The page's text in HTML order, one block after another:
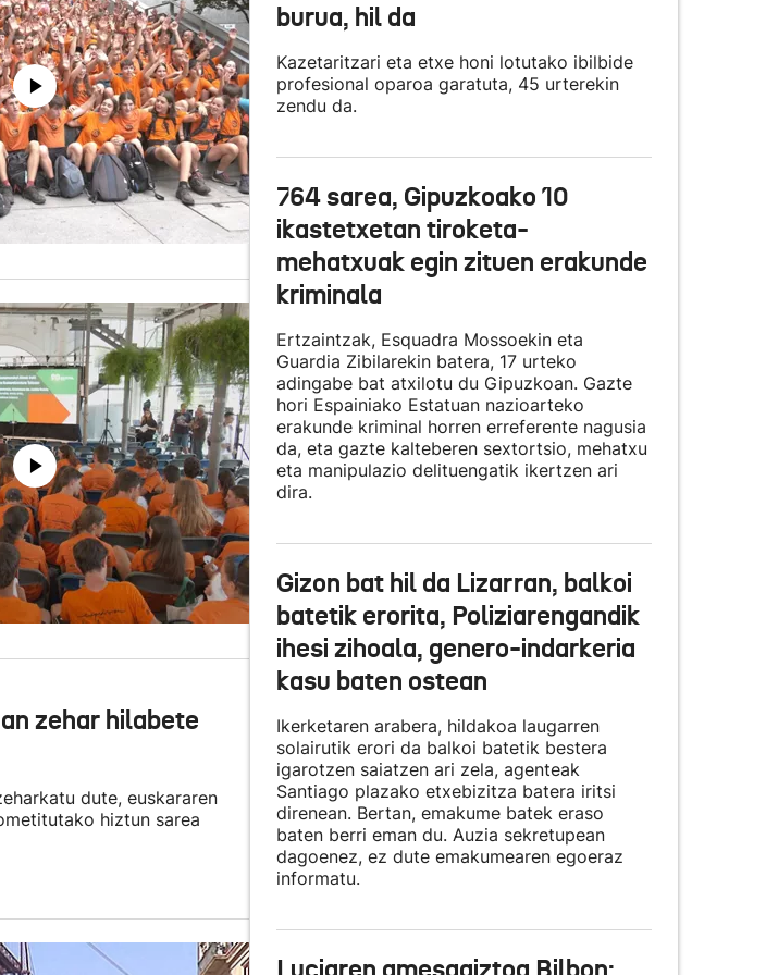
zehar hilabete
dute, euskararen
hiztun sarea
burua, hil da
Kazetaritzari eta etxe honi lotutako ibilbide
profesional oparoa garatuta, 45 urterekin
zendu da.
764 sarea, Gipuzkoako 10
ikastetxetan tiroketa-
mehatxuak egin zituen erakunde
kriminala
Ertzaintzak, Esquadra Mossoekin eta
Guardia Zibilarekin batera, 17 urteko
adingabe bat atxilotu du Gipuzkoan. Gazte
hori Espainiako Estatuan nazioarteko
erakunde kriminal horren erreferente nagusia
da, eta gazte kalteberen sextortsio, mehatxu
eta manipulazio delituengatik ikertzen ari
dira.
Gizon bat hil da Lizarran, balkoi
batetik erorita, Poliziarengandik
ihesi zihoala, genero-indarkeria
kasu baten ostean
Ikerketaren arabera, hildakoa laugarren
solairutik erori da balkoi batetik bestera
igarotzen saiatzen ari zela, agenteak
Santiago plazako etxebizitza batera iritsi
direnean. Bertan, emakume batek eraso
baten berri eman du. Auzia sekretupean
dagoenez, ez dute emakumearen egoeraz
informatu.